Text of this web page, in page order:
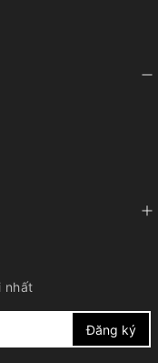
nhất
Đăng ký